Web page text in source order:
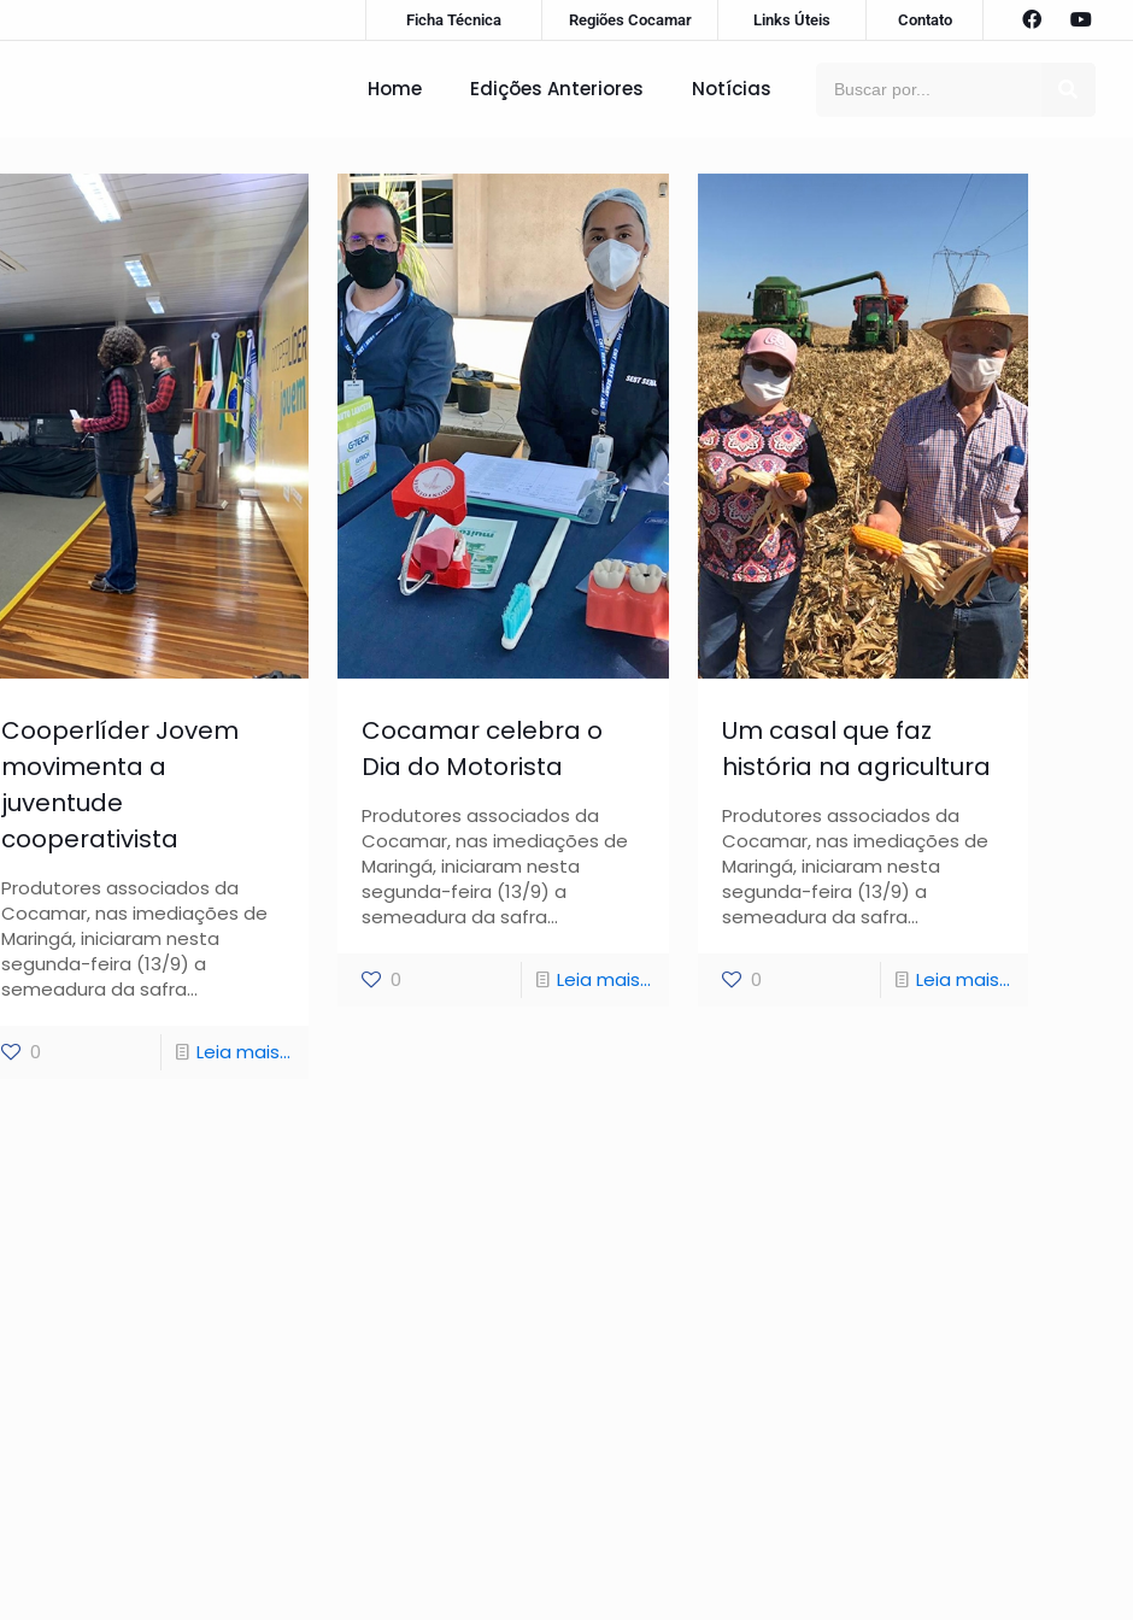
Ficha Técnica Regiões Cocamar Links Úteis Contato
Home Edições Anteriores Notícias
Cooperlíder Jovem
movimenta a
juventude
cooperativista
Produtores associados da
Cocamar, nas imediações de
Maringá, iniciaram nesta
segunda-feira (13/9) a
semeadura da safra...
0 Leia mais...
Cocamar celebra o
Dia do Motorista
Produtores associados da
Cocamar, nas imediações de
Maringá, iniciaram nesta
segunda-feira (13/9) a
semeadura da safra...
0 Leia mais...
Um casal que faz
história na agricultura
Produtores associados da
Cocamar, nas imediações de
Maringá, iniciaram nesta
segunda-feira (13/9) a
semeadura da safra...
0 Leia mais...